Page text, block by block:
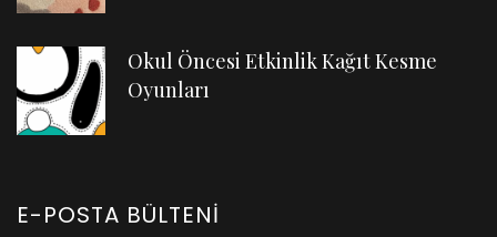
Okul Öncesi Etkinlik Kağıt Kesme
Oyunları
E-POSTA BÜLTENI